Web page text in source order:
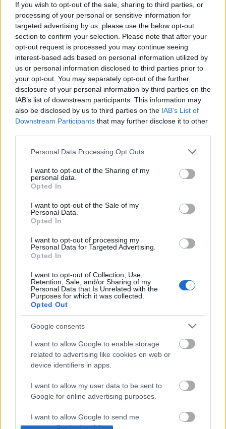
If you wish to opt-out of the sale, sharing to third parties, or
processing of your personal or sensitive information for
targeted advertising by us, please use the below opt-out
section to confirm your selection. Please note that after your
opt-out request is processed you may continue seeing
interest-based ads based on personal information utilized by
us or personal information disclosed to third parties prior to
your opt-out. You may separately opt-out of the further
disclosure of your personal information by third parties on the
IAB’s list of downstream participants. This information may
also be disclosed by us to third parties on the IAB’s List of
Downstream Participants that may further disclose it to other
Please note that this website/app uses one or more Google
not limited to your visit or usage behaviour. You may click to
grant or deny consent to Google and its third-party tags to
use your data for below specified purposes in below Google
consent section.
Personal Data Processing Opt Outs
I want to opt-out of the Sharing of my
personal data.
Opted In
I want to opt-out of the Sale of my
Personal Data.
Opted In
I want to opt-out of processing my
Personal Data for Targeted Advertising.
Opted In
I want to opt-out of Collection, Use,
Retention, Sale, and/or Sharing of my
Personal Data that Is Unrelated with the
Purposes for which it was collected.
Opted Out
Google consents
I want to allow Google to enable storage
related to advertising like cookies on web or
device identifiers in apps.
I want to allow my user data to be sent to
Google for online advertising purposes.
I want to allow Google to send me
Múlt héten a Black Hat USA konferencián kiosztották
az első BlueHat Prize díjait. A pályázat célja olyan új
technológiák kidolgozása volt, melyek hatékony
védelmet biztosítanak napjaink exploitjaiban
használt ROP láncok ellen, esetleg végérvényesen
megakadályozzák a…
Hírek - 2012/15. hét
Phrack #68. A tartalomból: FX profil, a jemalloc()
exploitálás elmélete és gyakorlata, az MS11-004
kihasználása, Domain Controller post-exploitation,
és sok minden más. Jó…
Jobb később mint soha: Phrack #67
Nem mai a hír, és már más magyar blogokon/a helyi
hogy ne feledkezzek meg újra arról, hogy mit
akartam olvasni:Megjelent a Phrack #67, ezzel a
magazin betöltötte a 25. életévét. Boldog szülinapot!
PaX Team interjú
buherator•2009. június 14.
A Phrack 66. számában a már jól megszokott
hardcore finomságokon kívül külön örömre adhat
okot kis hazánk egyik büszkeségével, a PaX Teammel
olvashatjátok: Azonosító: pipacs Ismert mint: PaX